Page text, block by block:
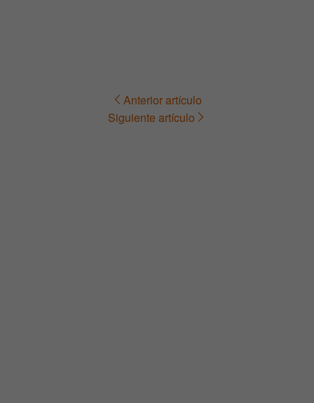
Navegación Anterior artículo
Siguiente artículo